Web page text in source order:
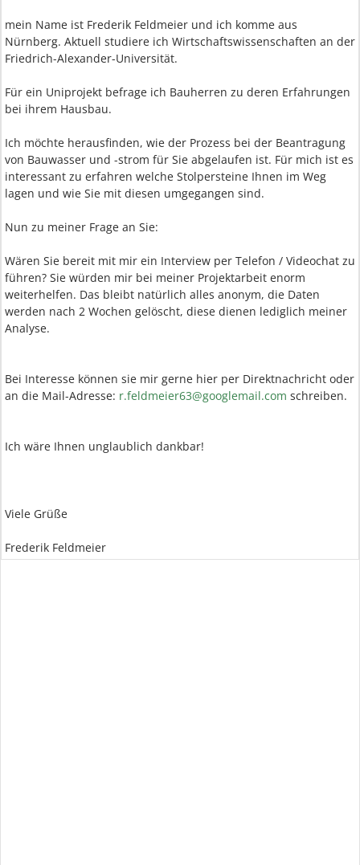
mein Name ist Frederik Feldmeier und ich komme aus
Nürnberg. Aktuell studiere ich Wirtschaftswissenschaften an der
Friedrich-Alexander-Universität.
Für ein Uniprojekt befrage ich Bauherren zu deren Erfahrungen
bei ihrem Hausbau.
Ich möchte herausfinden, wie der Prozess bei der Beantragung
von Bauwasser und -strom für Sie abgelaufen ist. Für mich ist es
interessant zu erfahren welche Stolpersteine Ihnen im Weg
lagen und wie Sie mit diesen umgegangen sind.
Nun zu meiner Frage an Sie:
Wären Sie bereit mit mir ein Interview per Telefon / Videochat zu
führen? Sie würden mir bei meiner Projektarbeit enorm
weiterhelfen. Das bleibt natürlich alles anonym, die Daten
werden nach 2 Wochen gelöscht, diese dienen lediglich meiner
Analyse.
Bei Interesse können sie mir gerne hier per Direktnachricht oder
an die Mail-Adresse: r.feldmeier63@googlemail.com schreiben.
Ich wäre Ihnen unglaublich dankbar!
Viele Grüße
Frederik Feldmeier